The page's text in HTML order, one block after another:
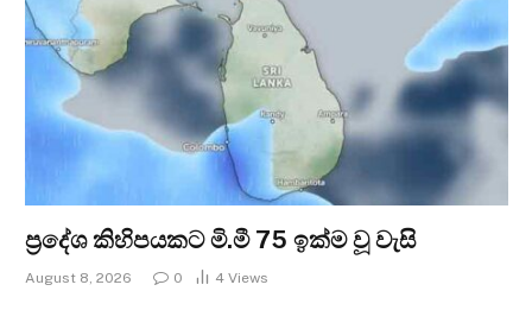
ප්‍රදේශ කිහිපයකට මි.මී 75 ඉක්ම වූ වැසි
August 8, 2026 0 4 Views